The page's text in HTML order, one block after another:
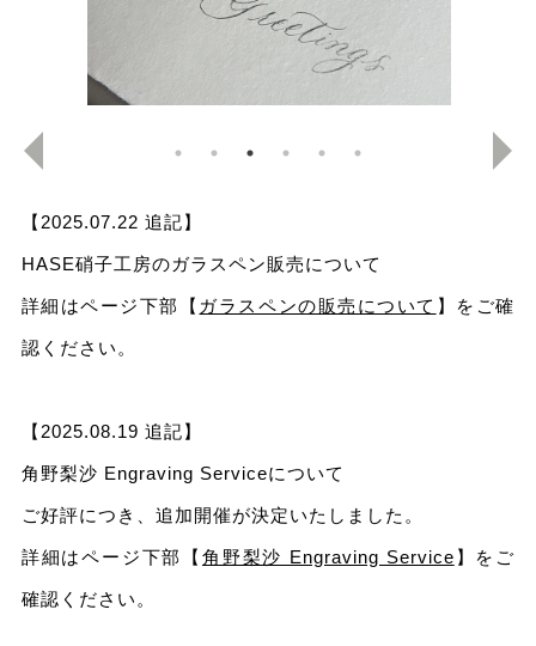
【2025.07.22 追記】
HASE硝子工房のガラスペン販売について
詳細はページ下部【 ガラスペンの販売について 】をご確
認ください。
【2025.08.19 追記】
角野梨沙 Engraving Serviceについて
ご好評につき、追加開催が決定いたしました。
詳細はページ下部【 角野梨沙 Engraving Service 】をご
確認ください。